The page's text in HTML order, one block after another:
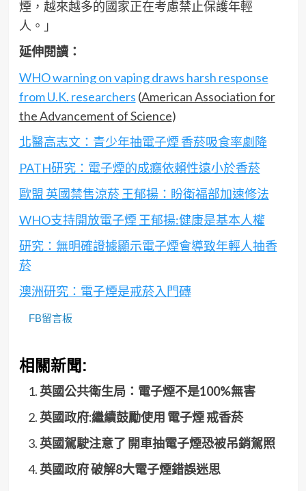
煙，越來越多的國家正在考慮禁止保護年輕
人。」
延伸閱讀：
WHO warning on vaping draws harsh response
from U.K. researchers (American Association for
the Advancement of Science)
北醫高志文：青少年抽電子煙 香菸吸食率劇降
PATH研究：電子煙的成癮依賴性遠小於香菸
歐盟 英國禁售涼菸 王郁揚：盼衛福部加速修法
WHO支持開放電子煙 王郁揚:健康是基本人權
研究：無明確證據顯示電子煙會導致年輕人抽香
菸
澳洲研究：電子煙是戒菸入門磚
FB留言板
相關新聞:
英國公共衛生局：電子煙不是100%無害
英國政府:繼續鼓勵使用 電子煙 戒香菸
英國駕駛注意了 開車抽電子煙恐被吊銷駕照
英國政府 破解8大電子煙錯誤迷思